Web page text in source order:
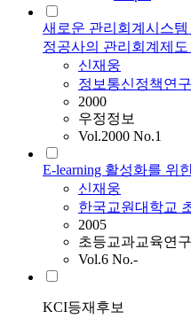
새로운 관리회계시스
정공사의 관리회계제도
신재웅
정보통신정책연
2000
우정정보
Vol.2000 No.1
E-learning 활성화를 위
신재웅
한국교원대학교
2005
초등교과교육연구
Vol.6 No.-
KCI등재후보